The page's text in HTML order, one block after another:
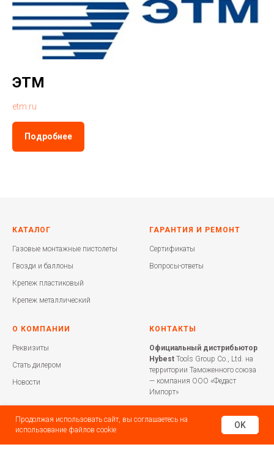
ЭТМ
etm.ru
Подробнее
КАТАЛОГ
Газовые монтажные пистолеты
Гвозди и баллоны
Крепеж пластиковый
Крепеж металлический
ГАРАНТИЯ И РЕМОНТ
Сертификаты
Вопросы-ответы
О КОМПАНИИ
Реквизиты
Стать дилером
Новости
КОНТАКТЫ
Официальный дистрибьютор
Hybest Tools Group Co., Ltd. на
территории Таможенного союза
— компания ООО «Федаст
Импорт»
г. Москва, Россия
Продолжая использовать сайт, вы соглашаетесь на
использование файлов cookie
OK